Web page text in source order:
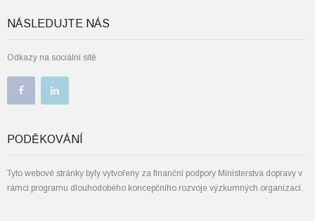
NÁSLEDUJTE NÁS
Odkazy na sociální sítě
PODĚKOVÁNÍ
Tyto webové stránky byly vytvořeny za finanční podpory Ministerstva dopravy v
rámci programu dlouhodobého koncepčního rozvoje výzkumných organizací.